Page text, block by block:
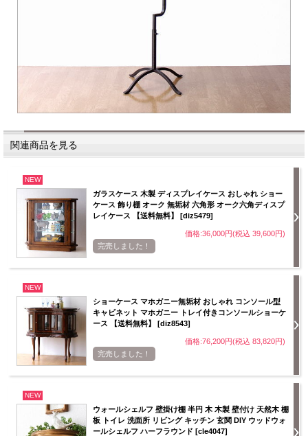
関連商品を見る
NEW
ガラスケース 木製 ディスプレイケース おしゃれ ショー
ケース 飾り棚 オーク 無垢材 六角形 オーク六角ディスプ
レイケース 【送料無料】 [diz5479]
価格:36,000円(税込 39,600円)
完売しました！
NEW
ショーケース マホガニー無垢材 おしゃれ コンソール型
キャビネット マホガニー トレイ付きコンソールショーケ
ース 【送料無料】 [diz8543]
価格:76,200円(税込 83,820円)
完売しました！
NEW
ウォールシェルフ 壁掛け棚 半円 木 木製 壁付け 天然木 棚
板 トイレ 洗面所 リビング キッチン 玄関 DIY ウッドウォ
ールシェルフ ハーフラウンド [cle4047]